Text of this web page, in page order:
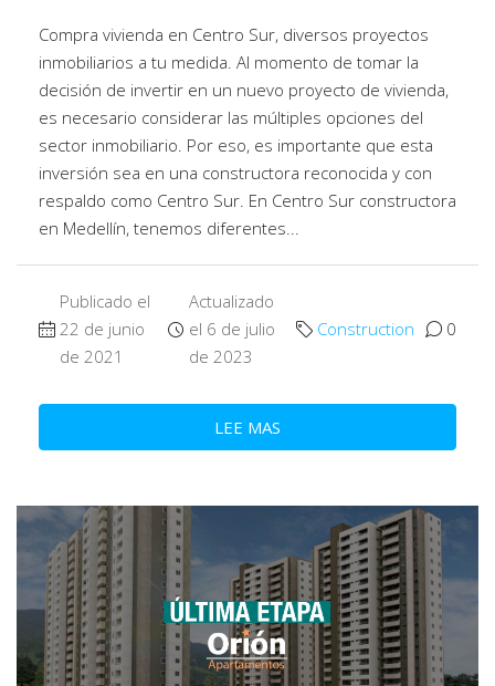
Compra vivienda en Centro Sur, diversos proyectos
inmobiliarios a tu medida. Al momento de tomar la
decisión de invertir en un nuevo proyecto de vivienda,
es necesario considerar las múltiples opciones del
sector inmobiliario. Por eso, es importante que esta
inversión sea en una constructora reconocida y con
respaldo como Centro Sur. En Centro Sur constructora
en Medellín, tenemos diferentes...
Publicado el
22 de junio
de 2021
Actualizado
el 6 de julio
de 2023
Construction 0
LEE MAS